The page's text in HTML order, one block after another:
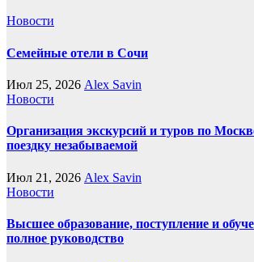
Новости
Семейные отели в Сочи
Июл 25, 2026 Alex Savin
Новости
Организация экскурсий и туров по
поездку незабываемой
Июл 21, 2026 Alex Savin
Новости
Высшее образование, поступление и
полное руководство